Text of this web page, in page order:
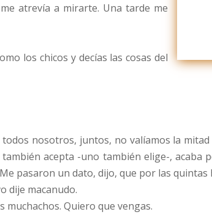
atrevía a mirarte. Una tarde me
los chicos y decías las cosas del
nosotros, juntos, no valíamos la
acepta -uno también elige-, acaba
pasaron un dato, dijo, que por las
dije macanudo.
muchachos. Quiero que vengas.